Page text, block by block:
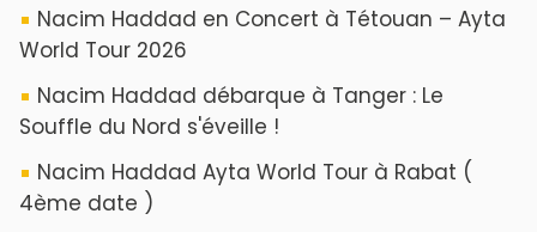
Nacim Haddad en Concert à Tétouan – Ayta
World Tour 2026
Nacim Haddad débarque à Tanger : Le
Souffle du Nord s'éveille !
Nacim Haddad Ayta World Tour à Rabat (
4ème date )